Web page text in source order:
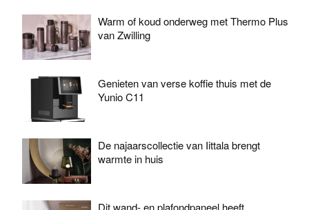
Warm of koud onderweg met Thermo Plus
van Zwilling
Genieten van verse koffie thuis met de
Yunio C11
De najaarscollectie van Iittala brengt
warmte in huis
Dit wand- en plafondpaneel heeft